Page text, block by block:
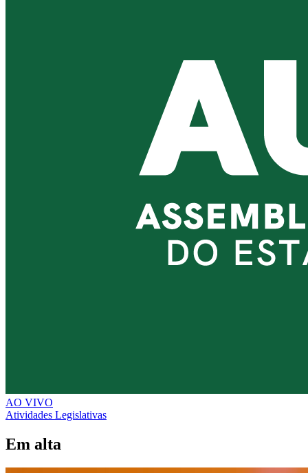
AO VIVO
Atividades Legislativas
Em alta